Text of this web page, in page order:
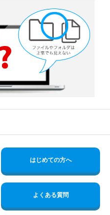
はじめての方へ
よくある質問